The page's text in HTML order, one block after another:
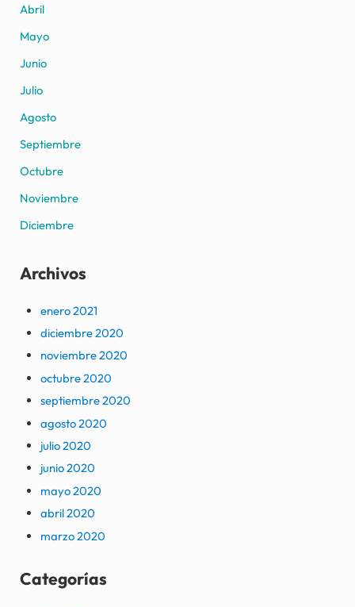
Abril
Mayo
Junio
Julio
Agosto
Septiembre
Octubre
Noviembre
Diciembre
Archivos
enero 2021
diciembre 2020
noviembre 2020
octubre 2020
septiembre 2020
agosto 2020
julio 2020
junio 2020
mayo 2020
abril 2020
marzo 2020
Categorías